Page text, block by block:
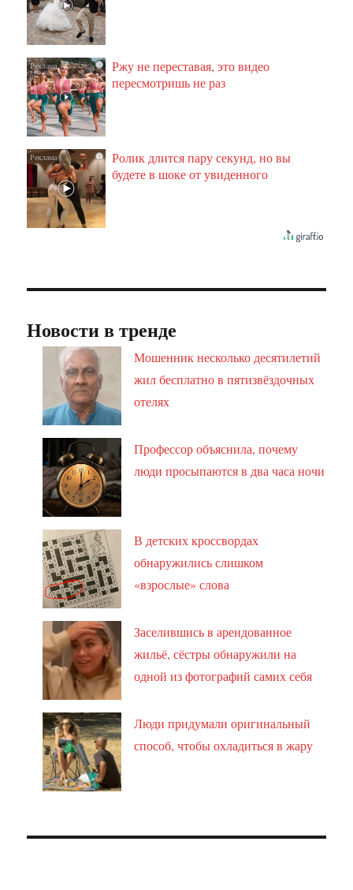
i
Ржу не переставая, это видео
пересмотришь не раз
i
Ролик длится пару секунд, но вы
будете в шоке от увиденного
Новости в тренде
Мошенник несколько десятилетий
жил бесплатно в пятизвёздочных
отелях
Профессор объяснила, почему
люди просыпаются в два часа ночи
В детских кроссвордах
обнаружились слишком
«взрослые» слова
Заселившись в арендованное
жильё, сёстры обнаружили на
одной из фотографий самих себя
Люди придумали оригинальный
способ, чтобы охладиться в жару